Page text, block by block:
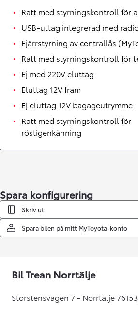
Ratt med styrningskontroll för
USB-uttag integrerad med
Fjärrstyrning av centrallås
Ratt med styrningskontroll för
Ej med 220V eluttag
Eluttag 12V fram
Ej eluttag 12V bagageutrymme
Ratt med styrningskontroll för
röstigenkänning
Spara konfigurering
Skriv ut
Spara bilen på mitt MyToyota-konto
Bil Trean Norrtälje
Storstensvägen 7 - Norrtälje 76153,